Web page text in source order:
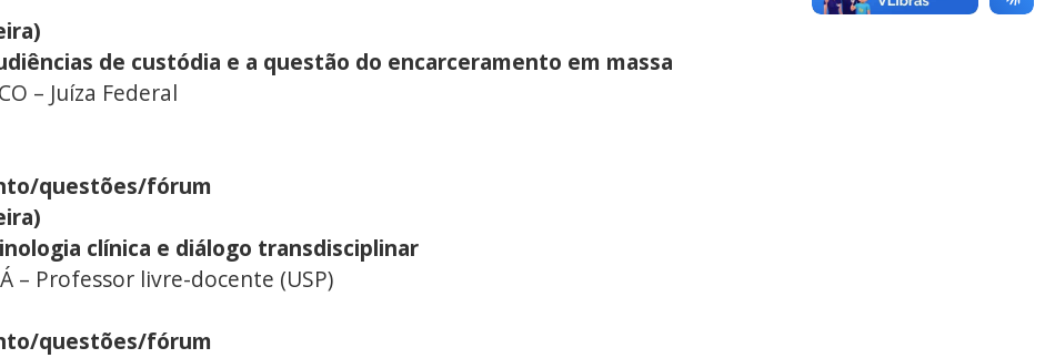
de custódia e a questão do encarceramento em massa
– Juíza Federal
questões/fórum
clínica e diálogo transdisciplinar
– Professor livre-docente (USP)
questões/fórum